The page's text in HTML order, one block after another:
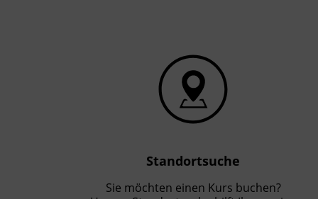
Präsenzunterricht
Standortsuche
Sie möchten einen Kurs buchen?